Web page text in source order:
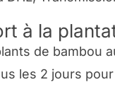
à la
de bambou
les 2 jours